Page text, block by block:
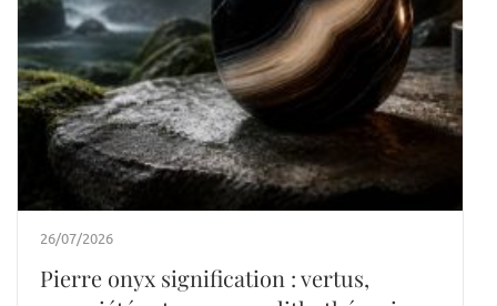
26/07/2026
Pierre onyx signification : vertus,